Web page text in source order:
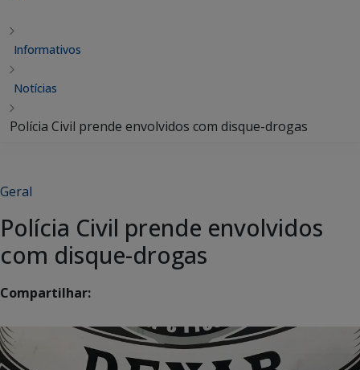
Informativos
Notícias
Polícia Civil prende envolvidos com disque-drogas
Geral
Polícia Civil prende envolvidos
com disque-drogas
Compartilhar: